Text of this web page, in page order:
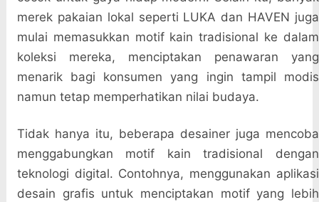
merek pakaian lokal seperti LUKA dan HAVEN juga
mulai memasukkan motif kain tradisional ke dalam
koleksi mereka, menciptakan penawaran yang
menarik bagi konsumen yang ingin tampil modis
namun tetap memperhatikan nilai budaya.
Tidak hanya itu, beberapa desainer juga mencoba
menggabungkan motif kain tradisional dengan
teknologi digital. Contohnya, menggunakan aplikasi
desain grafis untuk menciptakan motif yang lebih